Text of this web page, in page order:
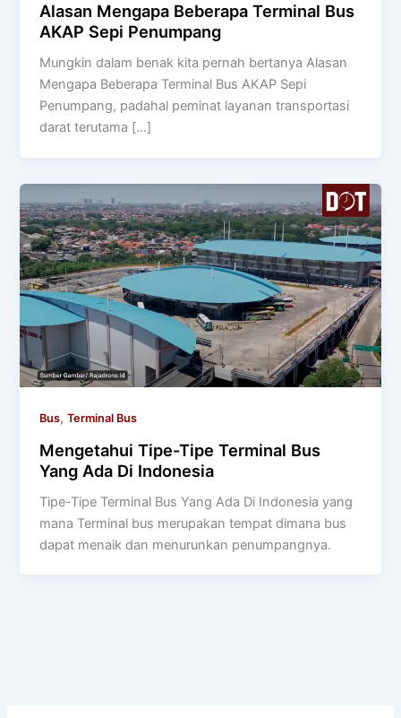
Alasan Mengapa Beberapa Terminal Bus
AKAP Sepi Penumpang
Mungkin dalam benak kita pernah bertanya Alasan
Mengapa Beberapa Terminal Bus AKAP Sepi
Penumpang, padahal peminat layanan transportasi
darat terutama […]
Bus,Terminal Bus
Mengetahui Tipe-Tipe Terminal Bus
Yang Ada Di Indonesia
Tipe-Tipe Terminal Bus Yang Ada Di Indonesia yang
mana Terminal bus merupakan tempat dimana bus
dapat menaik dan menurunkan penumpangnya.